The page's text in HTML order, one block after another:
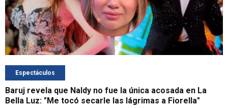
Espectáculos
Baruj revela que Naldy no fue la única acosada en La
Bella Luz: "Me tocó secarle las lágrimas a Fiorella"